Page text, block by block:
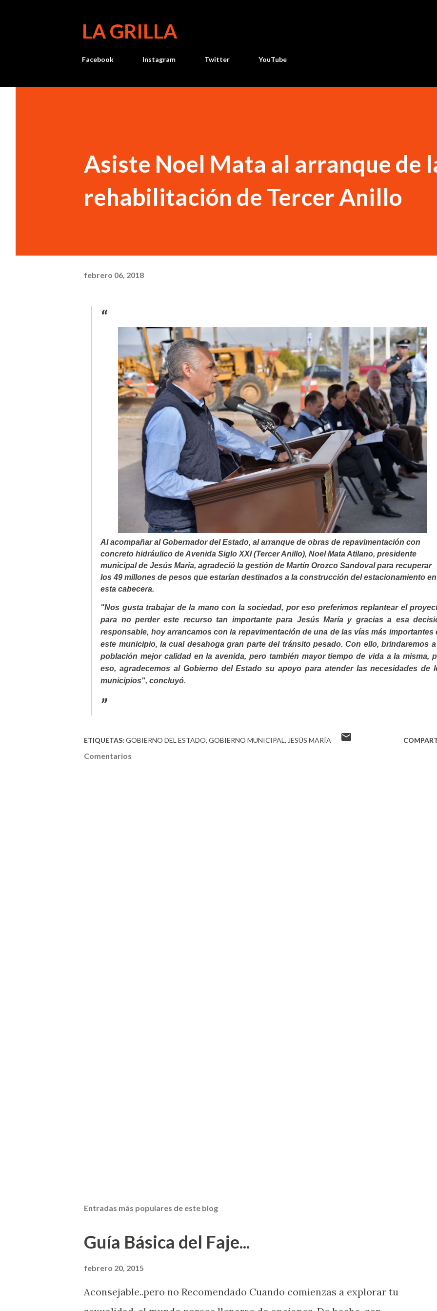
LA GRILLA
Facebook Instagram Twitter YouTube
Asiste Noel Mata al arranque de
rehabilitación de Tercer Anillo
febrero 06, 2018
Al acompañar al Gobernador del Estado, al arranque de obras de repavimentación con
concreto hidráulico de Avenida Siglo XXI (Tercer Anillo), Noel Mata Atilano, presidente
municipal de Jesús María, agradeció la gestión de Martín Orozco Sandoval para recuperar
los 49 millones de pesos que estarían destinados a la construcción del estacionamiento en
esta cabecera.
"Nos gusta trabajar de la mano con la sociedad, por eso preferimos replantear el
para no perder este recurso tan importante para Jesús María y gracias a esa
responsable, hoy arrancamos con la repavimentación de una de las vías más importantes
este municipio, la cual desahoga gran parte del tránsito pesado. Con ello, brindaremos
población mejor calidad en la avenida, pero también mayor tiempo de vida a la misma,
eso, agradecemos al Gobierno del Estado su apoyo para atender las necesidades de
municipios", concluyó.
ETIQUETAS: GOBIERNO DEL ESTADO GOBIERNO MUNICIPAL JESÚS MARÍA
Comentarios
Entradas más populares de este blog
Guía Básica del Faje...
febrero 20, 2015
Aconsejable..pero no Recomendado Cuando comienzas a explorar tu